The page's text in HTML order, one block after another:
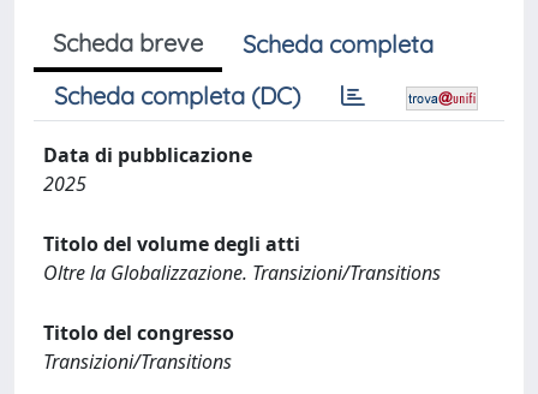
Scheda breve
Scheda completa
Scheda completa (DC)
Data di pubblicazione
2025
Titolo del volume degli atti
Oltre la Globalizzazione. Transizioni/Transitions
Titolo del congresso
Transizioni/Transitions